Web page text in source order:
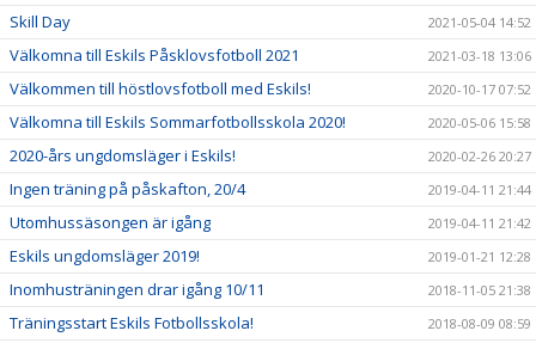
Skill Day 2021-05-04 14:52
Välkomna till Eskils Påsklovsfotboll 2021 2021-03-18 13:06
Välkommen till höstlovsfotboll med Eskils! 2020-10-17 07:52
Välkomna till Eskils Sommarfotbollsskola 2020! 2020-05-06 15:58
2020-års ungdomsläger i Eskils! 2020-02-26 20:27
Ingen träning på påskafton, 20/4 2019-04-11 21:44
Utomhussäsongen är igång 2019-04-11 21:42
Eskils ungdomsläger 2019! 2019-01-21 12:28
Inomhusträningen drar igång 10/11 2018-11-05 21:38
Träningsstart Eskils Fotbollsskola! 2018-08-09 08:59